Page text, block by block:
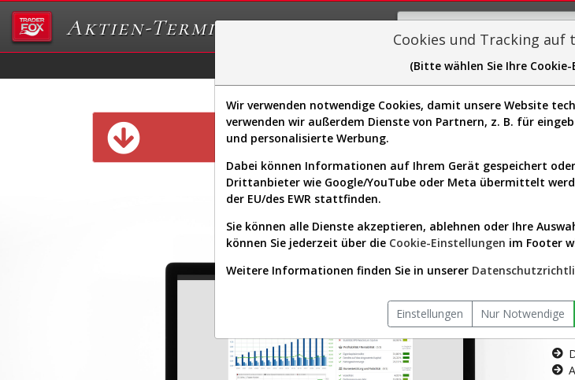
Aktien-Terminal
Sector-Spider Easy-Scan
Diese Funktion ist nur für
Cookies und Tracking auf
(Bitte wählen Sie Ihre
Wir verwenden notwendige Cookies, damit unsere Website
verwenden wir außerdem Dienste von Partnern, z. B. für
und personalisierte Werbung.
Dabei können Informationen auf Ihrem Gerät gespeichert
Drittanbieter wie Google/YouTube oder Meta übermittelt
der EU/des EWR stattfinden.
Sie können alle Dienste akzeptieren, ablehnen oder Ihre
können Sie jederzeit über die Cookie-Einstellungen im Footer
Weitere Informationen finden Sie in unserer
Einstellungen Nur Notwendige